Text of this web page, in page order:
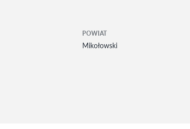
POWIAT
Mikołowski